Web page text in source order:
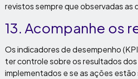
revistos sempre que observadas as
13. Acompanhe os
Os indicadores de desempenho
ter controle sobre os resultados
implementados e se as ações estão